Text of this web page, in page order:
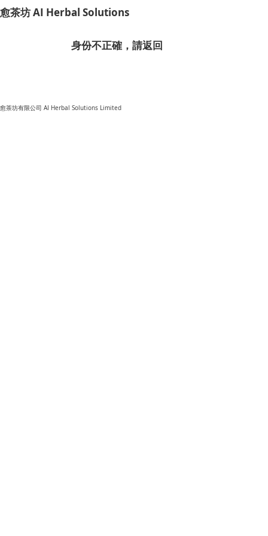
​愈茶坊 AI Herbal Solutions
​身份不正確，請返回
​愈茶坊有限公司 AI Herbal Solutions Limited